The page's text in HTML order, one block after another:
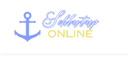
Inhalt
springen